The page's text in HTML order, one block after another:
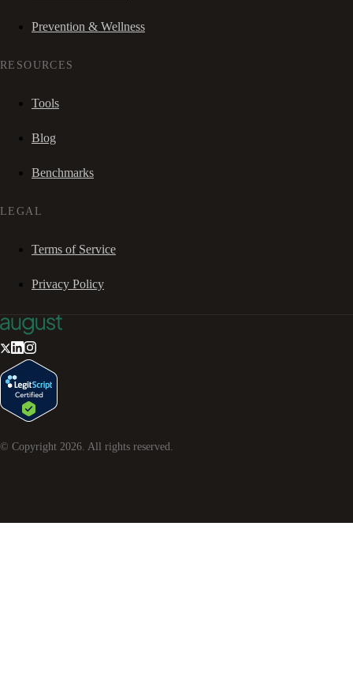
Prevention & Wellness
RESOURCES
Tools
Blog
Benchmarks
LEGAL
Terms of Service
Privacy Policy
© Copyright 2026 . All rights reserved.